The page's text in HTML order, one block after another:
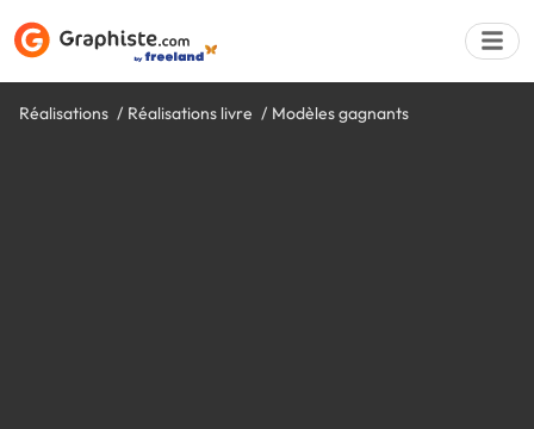
Réalisations Réalisations livre Modèles gagnants